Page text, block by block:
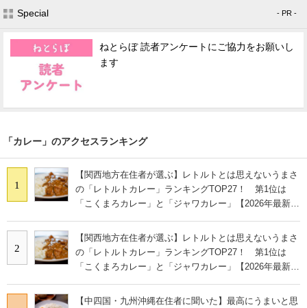
Special - PR -
ねとらぼ 読者アンケートにご協力をお願いし
ます
「カレー」のアクセスランキング
1
【関西地方在住者が選ぶ】レトルトとは思えないうまさ
の「レトルトカレー」ランキングTOP27！ 第1位は
「こくまろカレー」と「ジャワカレー」【2026年最新調
2
【関西地方在住者が選ぶ】レトルトとは思えないうまさ
の「レトルトカレー」ランキングTOP27！ 第1位は
「こくまろカレー」と「ジャワカレー」【2026年最新調
【中四国・九州沖縄在住者に聞いた】最高にうまいと思